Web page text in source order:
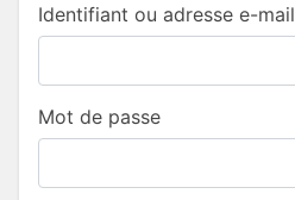
Identifiant ou adresse e-mail
Mot de passe